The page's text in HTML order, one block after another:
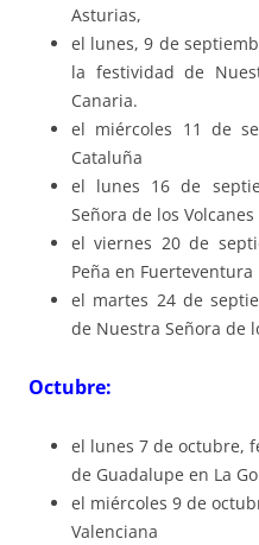
Asturias,
el lunes, 9 de
la festividad de
Canaria.
el miércoles 11 de
Cataluña
el lunes 16 de
Señora de los
el viernes 20 de
Peña en Fuerteventura
el martes 24 de
de Nuestra Señora de
Octubre:
el lunes 7 de octubre,
de Guadalupe en La
el miércoles 9 de
Valenciana